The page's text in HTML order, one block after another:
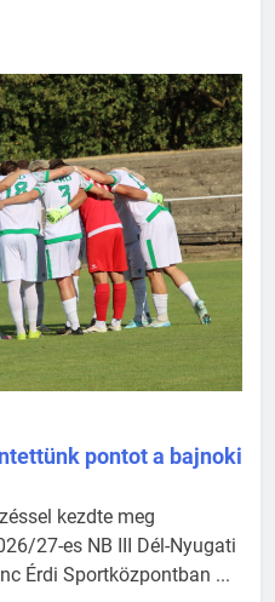
pontot a bajnoki
kezdte meg
27-es NB III Dél-Nyugati
Érdi Sportközpontban ...